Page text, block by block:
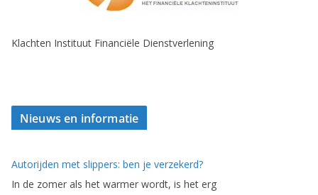
Klachten Instituut Financiële Dienstverlening
Nieuws en informatie
Autorijden met slippers: ben je verzekerd?
In de zomer als het warmer wordt, is het erg